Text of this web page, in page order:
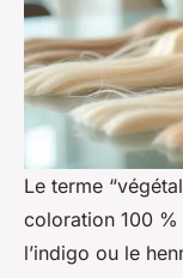
Le terme
coloration 100
l’indigo ou le